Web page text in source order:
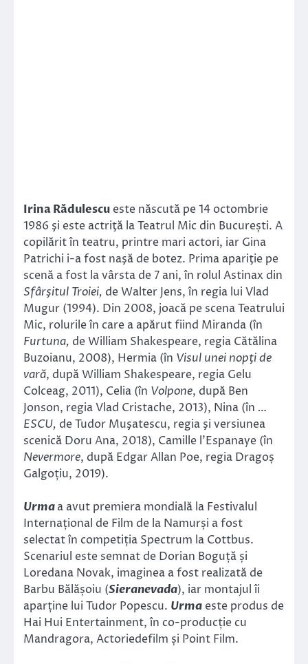
Irina Rădulescu este născută pe 14 octombrie
1986 şi este actriţă la Teatrul Mic din București. A
copilărit în teatru, printre mari actori, iar Gina
Patrichi i-a fost naşă de botez. Prima apariţie pe
scenă a fost la vârsta de 7 ani, în rolul Astinax din
Sfârşitul Troiei, de Walter Jens, în regia lui Vlad
Mugur (1994). Din 2008, joacă pe scena Teatrului
Mic, rolurile în care a apărut fiind Miranda (în
Furtuna, de William Shakespeare, regia Cătălina
Buzoianu, 2008), Hermia (în Visul unei nopţi de
vară, după William Shakespeare, regia Gelu
Colceag, 2011), Celia (în Volpone, după Ben
Jonson, regia Vlad Cristache, 2013), Nina (în …
ESCU, de Tudor Muşatescu, regia şi versiunea
scenică Doru Ana, 2018), Camille l’Espanaye (în
Nevermore, după Edgar Allan Poe, regia Dragoș
Galgoțiu, 2019).
Urmaa avut premiera mondială la Festivalul
Internațional de Film de la Namurși a fost
selectat în competiția Spectrum la Cottbus.
Scenariul este semnat de Dorian Boguță și
Loredana Novak, imaginea a fost realizată de
Barbu Bălășoiu (Sieranevada), iar montajul îi
aparține lui Tudor Popescu. Urma este produs de
Hai Hui Entertainment, în co-producție cu
Mandragora, Actoriedefilm și Point Film.